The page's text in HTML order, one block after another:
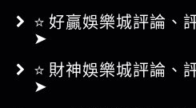
⭐ 好贏娛樂城評論、
➤
⭐ 財神娛樂城評論、
➤